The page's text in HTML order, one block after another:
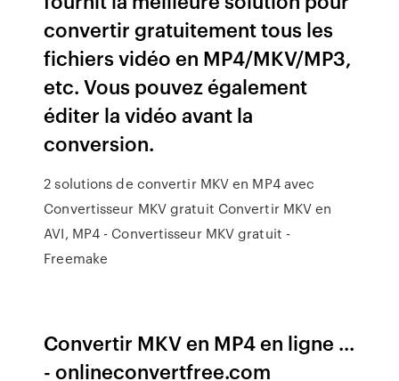
convertir gratuitement tous les
fichiers vidéo en MP4/MKV/MP3,
etc. Vous pouvez également
éditer la vidéo avant la
conversion.
2 solutions de convertir MKV en MP4 avec
Convertisseur MKV gratuit Convertir MKV en
AVI, MP4 - Convertisseur MKV gratuit -
Freemake
Convertir MKV en MP4 en ligne ...
- onlineconvertfree.com